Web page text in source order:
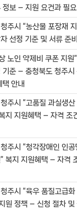
정보 – 지원 요건과 필
주시 “농산물 포장재
선정 기준 및 서류 준비
노인 약제비 쿠폰 지원
기준 – 충청북도 청주시
택 안내
주시 “고품질 과실생
지 지원혜택 – 자격 조
주시 “청각장애인 인
복지 지원혜택 – 자격
주시 “육우 품질고급화
원 정책 – 신청 절차 및